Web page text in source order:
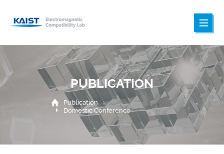
PUBLICATION
Publication
Domestic Conference